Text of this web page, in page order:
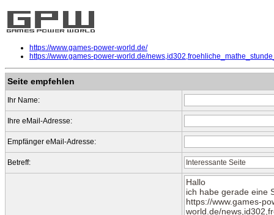
https://www.games-power-world.de/
https://www.games-power-world.de/
Seite empfehlen
Ihr Name:
Ihre eMail-Adresse:
Empfänger eMail-Adresse:
Betreff: